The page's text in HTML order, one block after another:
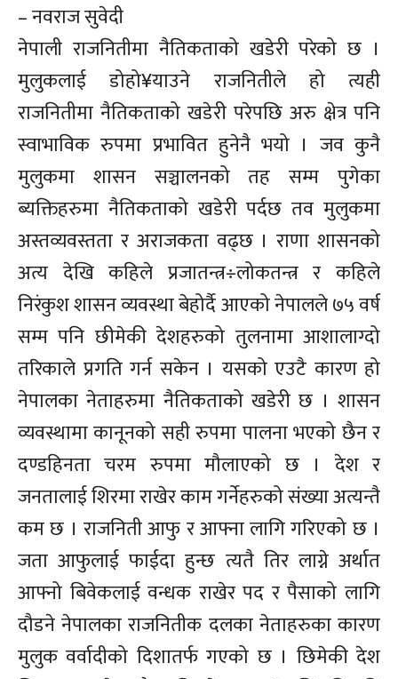
– नवराज सुवेदी
नेपाली राजनितीमा नैतिकताको खडेरी परेको छ ।
मुलुकलाई डोहो¥याउने राजनितीले हो त्यही
राजनितीमा नैतिकताको खडेरी परेपछि अरु क्षेत्र पनि
स्वाभाविक रुपमा प्रभावित हुनेनै भयो । जव कुनै
मुलुकमा शासन सञ्चालनको तह सम्म पुगेका
ब्यक्तिहरुमा नैतिकताको खडेरी पर्दछ तव मुलुकमा
अस्तव्यवस्तता र अराजकता वढ्छ । राणा शासनको
अत्य देखि कहिले प्रजातन्त्र÷लोकतन्त्र र कहिले
निरंकुश शासन व्यवस्था बेहोर्दै आएको नेपालले ७५ वर्ष
सम्म पनि छीमेकी देशहरुको तुलनामा आशालाग्दो
तरिकाले प्रगति गर्न सकेन । यसको एउटै कारण हो
नेपालका नेताहरुमा नैतिकताको खडेरी छ । शासन
व्यवस्थामा कानूनको सही रुपमा पालना भएको छैन र
दण्डहिनता चरम रुपमा मौलाएको छ । देश र
जनतालाई शिरमा राखेर काम गर्नेहरुको संख्या अत्यन्तै
कम छ । राजनिती आफु र आफ्ना लागि गरिएको छ ।
जता आफुलाई फाईदा हुन्छ त्यतै तिर लाग्ने अर्थात
आफ्नो बिवेकलाई वन्धक राखेर पद र पैसाको लागि
दौडने नेपालका राजनितीक दलका नेताहरुका कारण
मुलुक वर्वादीको दिशातर्फ गएको छ । छिमेकी देश